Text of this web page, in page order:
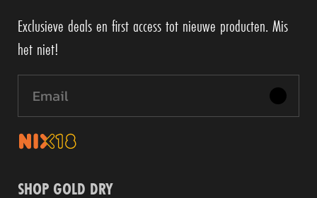
Exclusieve deals en first access tot nieuwe producten. Mis
het niet!
SHOP GOLD DRY